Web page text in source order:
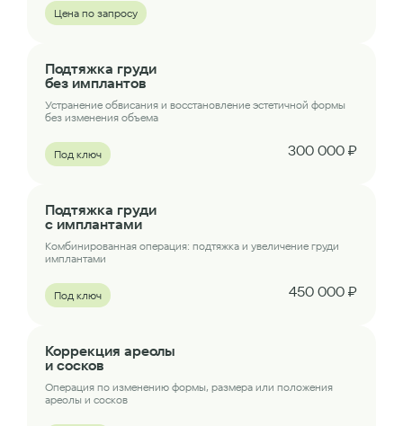
Цена по запросу
Подтяжка груди
без имплантов
Устранение обвисания и восстановление эстетичной формы
без изменения объема
Под ключ 300 000 ₽
Подтяжка груди
с имплантами
Комбинированная операция: подтяжка и увеличение груди
имплантами
Под ключ 450 000 ₽
Коррекция ареолы
и сосков
Операция по изменению формы, размера или положения
ареолы и сосков